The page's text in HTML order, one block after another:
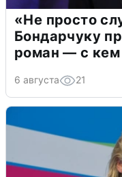
«Не просто
Бондарчуку
роман — с кем
6 августа 21